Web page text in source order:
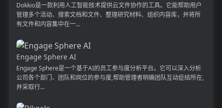
Dokkio是一款利用人工智能技术提供云文件协作的工具。它能帮助用户
管理多个活动、搜索文档和文件、整理研究材料、组织内容库，并将所
有文件和内容集中在一...
Engage Sphere AI
Engage Sphere是一个基于AI的员工参与度分析平台。它可以深入分析
公司各个部门、团队和岗位的参与度,帮助管理者明确团队互动症结所在,
并采取行...